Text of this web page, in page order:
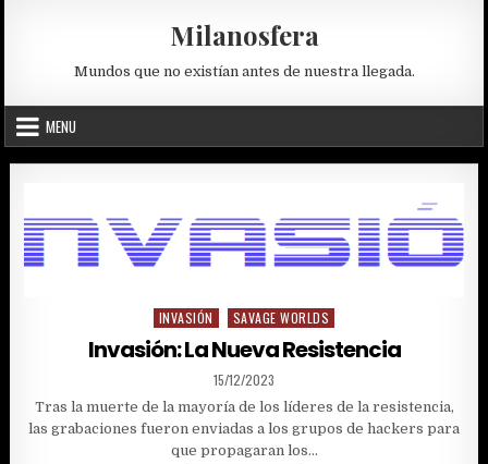
Milanosfera
Mundos que no existían antes de nuestra llegada.
MENU
Posted
in
INVASIÓN SAVAGE WORLDS
Invasión: La Nueva Resistencia
PUBLISHED
DATE:
15/12/2023
Tras la muerte de la mayoría de los líderes de la resistencia,
las grabaciones fueron enviadas a los grupos de hackers para
que propagaran los…